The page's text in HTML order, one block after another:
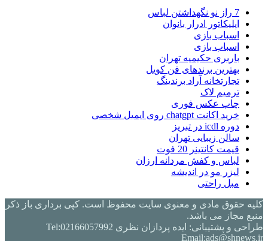
7 راز نو نگهداشتن لباس
اپلیکاتور ادرار بانوان
اسباب بازی
اسباب بازی
باربری حکیمیه تهران
بهترین برندهای فن کویل
تجارتخانه آراد برندینگ
ترمیم لاک
چاپ عکس فوری
خرید اکانت chatgpt روی ایمیل شخصی
دوره icdl در تبریز
سالن زیبایی تهران
قیمت کانتینر 20 فوت
لباس و کفش مردانه ارزان
لیزر مو در اندیشه
مبل راحتی
کلیه حقوق مادی و معنوی سایت محفوظ است. کپی برداری باز ذکر
منبع مجاز می باشد.
طراحی و پشتیبانی: ایده پردازان نظری Tel:02166057992
Email:ads@shnews.ir